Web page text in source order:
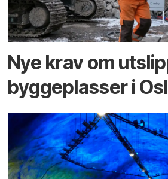
Nye krav om
byggeplasser i